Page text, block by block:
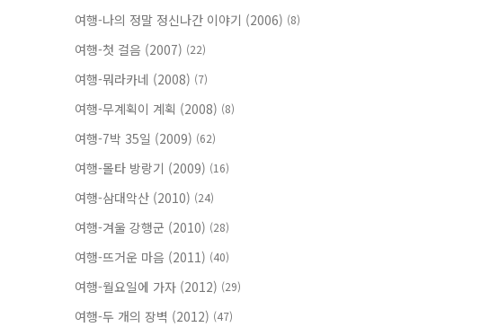
여행-나의 정말 정신나간 이야기 (2006) (8)
여행-첫 걸음 (2007) (22)
여행-뭐라카네 (2008) (7)
여행-무계획이 계획 (2008) (8)
여행-7박 35일 (2009) (62)
여행-몰타 방랑기 (2009) (16)
여행-삼대악산 (2010) (24)
여행-겨울 강행군 (2010) (28)
여행-뜨거운 마음 (2011) (40)
여행-월요일에 가자 (2012) (29)
여행-두 개의 장벽 (2012) (47)